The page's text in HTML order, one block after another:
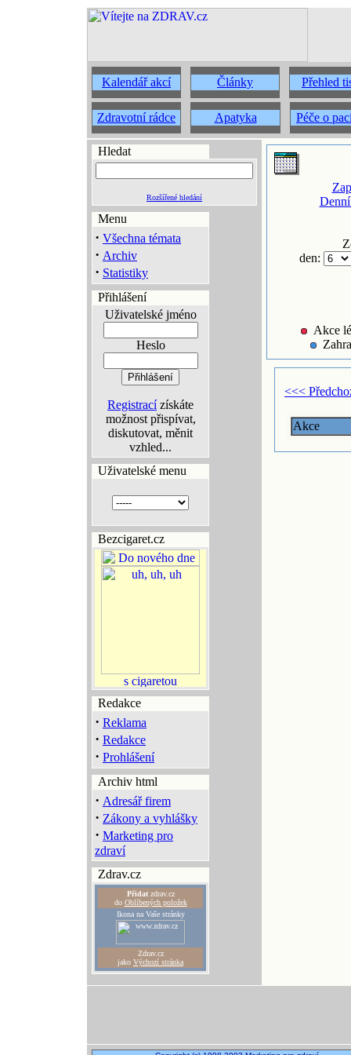
Kalendář akcí Články Přehled
Zdravotní rádce Apatyka Péče o
Hledat
Rozšířené hledání
Menu
· Všechna témata
· Archiv
· Statistiky
Přihlášení
Uživatelské jméno
Heslo
Registracízískáte
možnost přispívat,
diskutovat, měnit
vzhled...
Uživatelské menu
Bezcigaret.cz
Redakce
· Reklama
· Redakce
· Prohlášení
Archiv html
· Adresář firem
· Zákony a vyhlášky
· Marketing pro
zdraví
Zdrav.cz
Přidatzdrav.cz
do Oblíbených položek
Ikona na Vaše stránky
Zdrav.cz
jako Výchozí stránka
den:
Akce
<<<
Akce